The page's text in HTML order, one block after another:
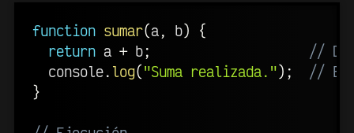
function sumar(a, b)
{
return a + b;
//
  console
. log("Suma realizada.") ;
//
}